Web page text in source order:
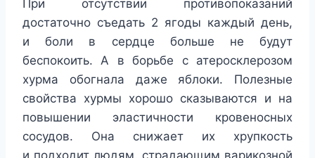
При отсутствии противопоказаний
достаточно съедать 2 ягоды каждый день,
и боли в сердце больше не будут
беспокоить. А в борьбе с атеросклерозом
хурма обогнала даже яблоки. Полезные
свойства хурмы хорошо сказываются и на
повышении эластичности кровеносных
сосудов. Она снижает их хрупкость